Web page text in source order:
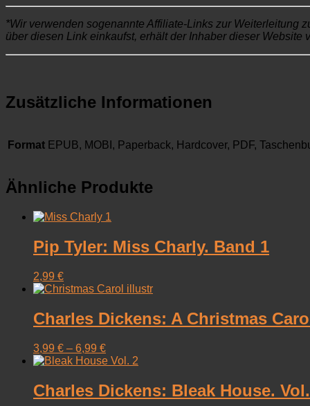
*Wir verwenden sogenannte Affiliate-Links zur Weiterleitung
über diesen Link einkaufst, erhält der Inhaber dieser
Zusätzliche Informationen
Format EPUB, MOBI, Paperback, Hardcover, PDF,
Ähnliche Produkte
Pip Tyler: Miss Charly. Band 1
2,99 €
Charles Dickens: A Christmas
3,99 € – 6,99 €
Charles Dickens: Bleak House.